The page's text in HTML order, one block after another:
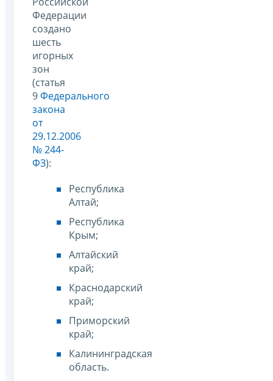
Федерации
создано
шесть
игорных
зон
(статья
9Федерального
закона
от
29.12.2006
№ 244-
ФЗ):
Республика
Алтай;
Республика
Крым;
Алтайский
край;
Краснодарский
край;
Приморский
край;
Калининградская
область.